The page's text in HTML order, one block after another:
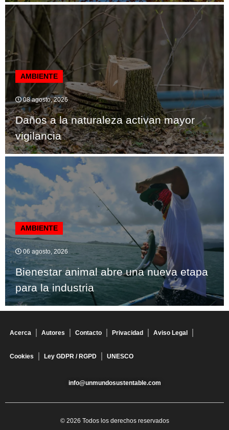
AMBIENTE
08 agosto, 2026
Daños a la naturaleza activan mayor
vigilancia
AMBIENTE
06 agosto, 2026
Bienestar animal abre una nueva etapa
para la industria
Acerca Autores Contacto Privacidad Aviso Legal
Cookies Ley GDPR / RGPD UNESCO
info@unmundosustentable.com
© 2026 Todos los derechos reservados